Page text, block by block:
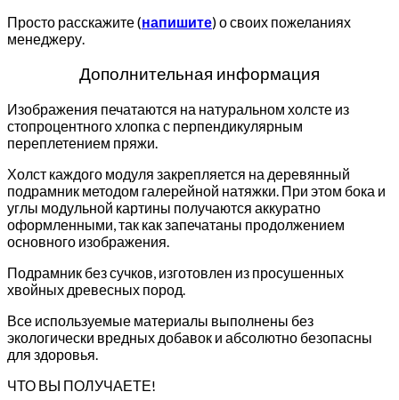
Просто расскажите (напишите) о своих пожеланиях
менеджеру.
Дополнительная информация
Изображения печатаются на натуральном холсте из
стопроцентного хлопка с перпендикулярным
переплетением пряжи.
Холст каждого модуля закрепляется на деревянный
подрамник методом галерейной натяжки. При этом бока и
углы модульной картины получаются аккуратно
оформленными, так как запечатаны продолжением
основного изображения.
Подрамник без сучков, изготовлен из просушенных
хвойных древесных пород.
Все используемые материалы выполнены без
экологически вредных добавок и абсолютно безопасны
для здоровья.
ЧТО ВЫ ПОЛУЧАЕТЕ!